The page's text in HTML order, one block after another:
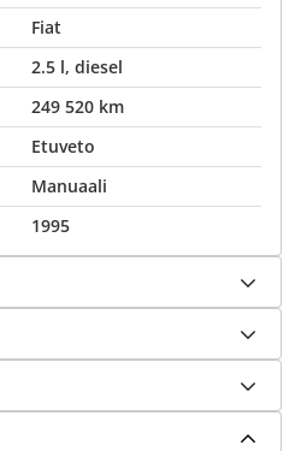
Fiat
2.5 l, diesel
249 520 km
Etuveto
Manuaali
1995